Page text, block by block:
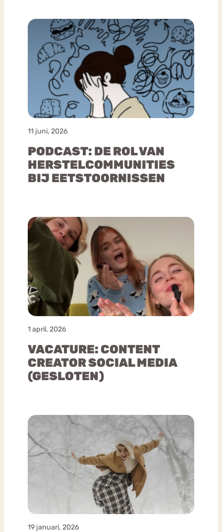
11 juni, 2026
PODCAST: DE ROL VAN
HERSTELCOMMUNITIES
BIJ EETSTOORNISSEN
1 april, 2026
VACATURE: CONTENT
CREATOR SOCIAL MEDIA
(GESLOTEN)
19 januari, 2026